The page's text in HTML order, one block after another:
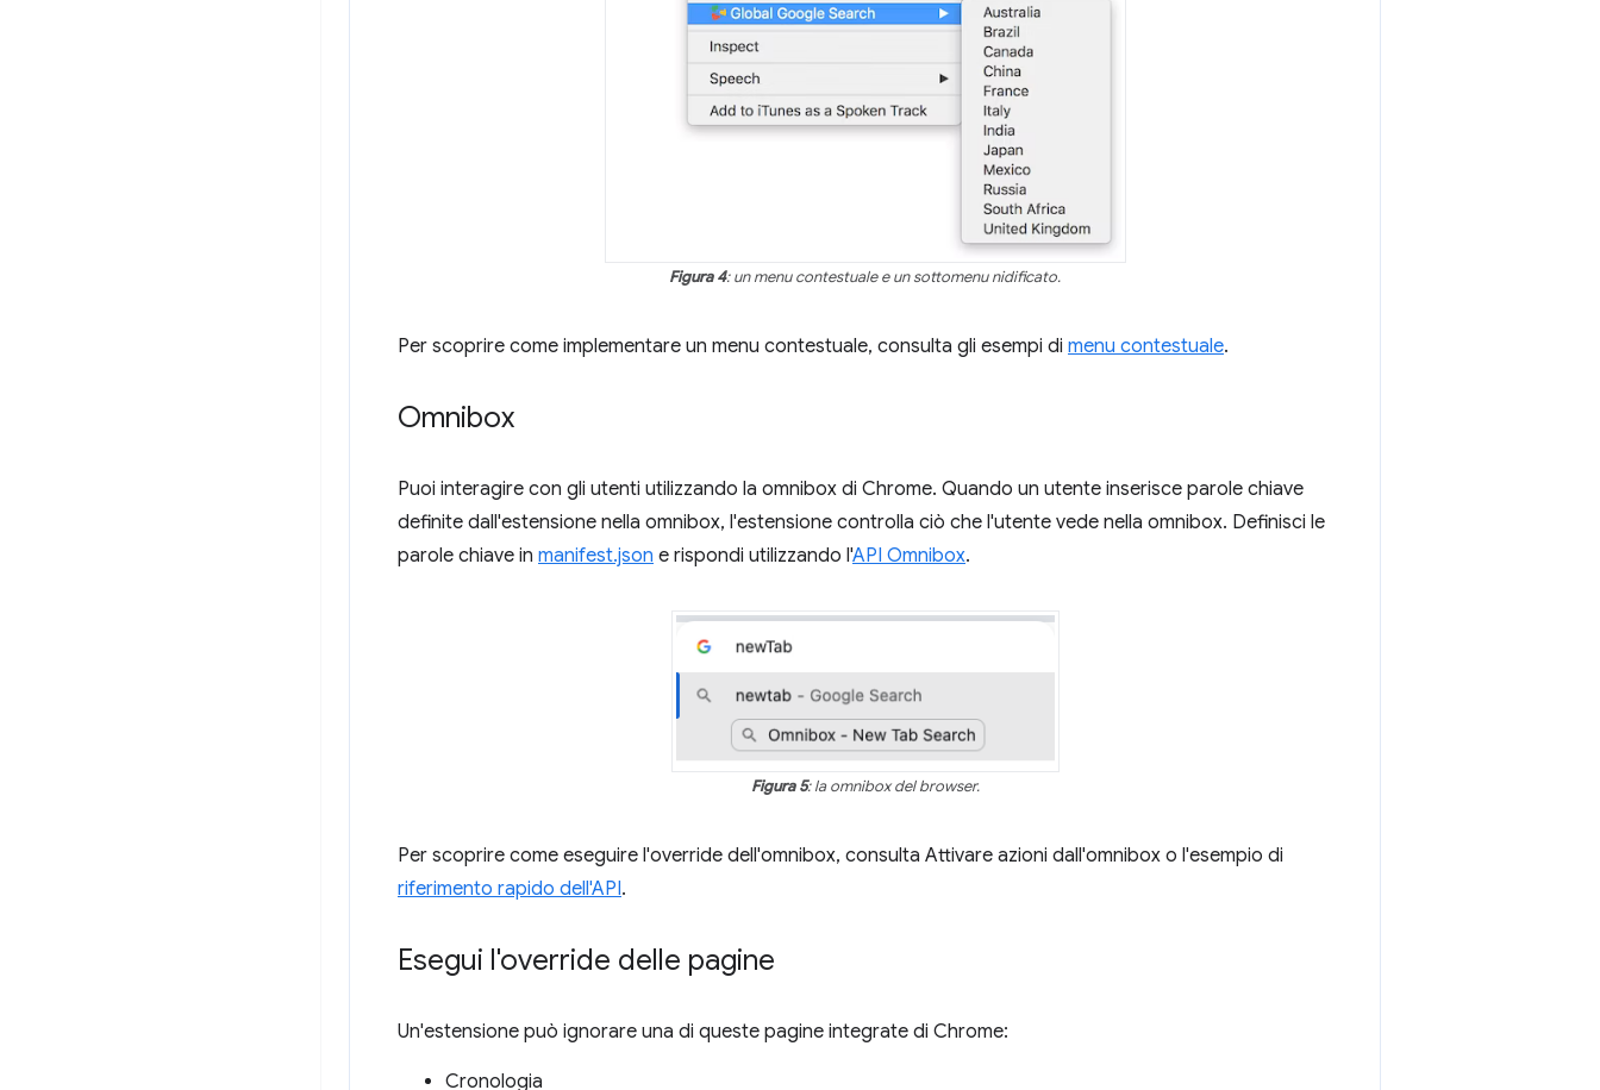
Figura 4: un menu contestuale e un sottomenu nidificato.
Per scoprire come implementare un menu contestuale, consulta gli esempi di menu contestuale.
Omnibox
Puoi interagire con gli utenti utilizzando la omnibox di Chrome. Quando un utente inserisce parole chiave
definite dall'estensione nella omnibox, l'estensione controlla ciò che l'utente vede nella omnibox. Definisci le
parole chiave in manifest.json e rispondi utilizzando l'API Omnibox.
Figura 5: la omnibox del browser.
Per scoprire come eseguire l'override dell'omnibox, consulta Attivare azioni dall'omnibox o l'esempio di
riferimento rapido dell'API.
Esegui l'override delle pagine
Un'estensione può ignorare una di queste pagine integrate di Chrome:
Cronologia